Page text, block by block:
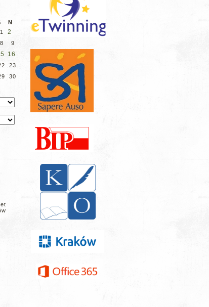
N
1
2
8 9
16
23
30